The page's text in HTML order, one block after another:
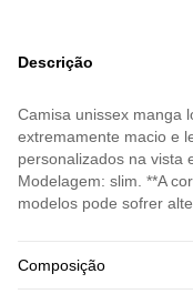
Descrição
Camisa unissex manga
extremamente macio e
personalizados na vista
Modelagem: slim. **A
modelos pode sofrer
Composição